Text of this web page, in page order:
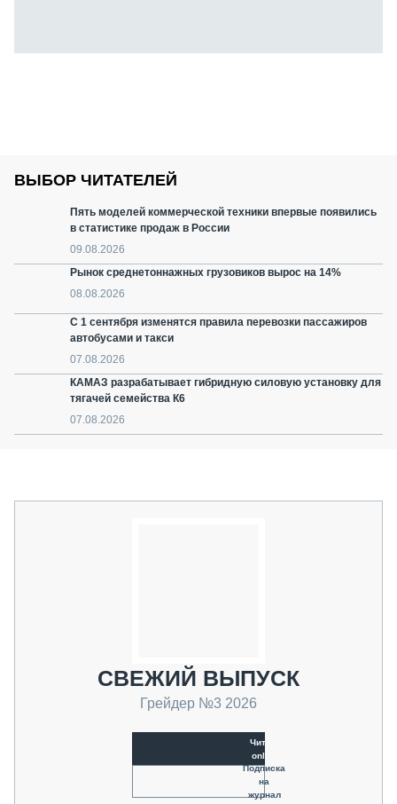
ВЫБОР ЧИТАТЕЛЕЙ
Пять моделей коммерческой техники впервые появились
в статистике продаж в России
09.08.2026
Рынок среднетоннажных грузовиков вырос на 14%
08.08.2026
С 1 сентября изменятся правила перевозки пассажиров
автобусами и такси
07.08.2026
КАМАЗ разрабатывает гибридную силовую установку для
тягачей семейства К6
07.08.2026
СВЕЖИЙ ВЫПУСК
Грейдер №3 2026
Читать
online
Подписка
на
журнал